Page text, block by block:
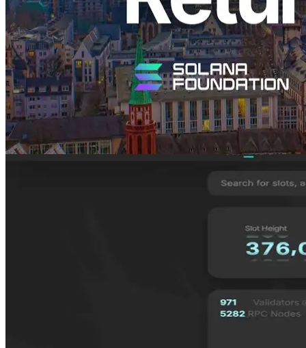
กัดของชั้นวางและขาตั้งนี้ และนี้ยังจะนําเสนอในพื้นฐานที่ มา
ก่อน served
ทําไม Frankfurt ขอบเขตที่สําคัญที่สุดสําห
รับ Solana การดาวน์โหลดงาน